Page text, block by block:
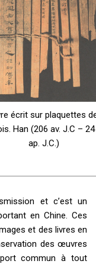
écrit sur plaquettes
Han (206 av. J.C – 24
ap. J.C.)
et c’est un
en Chine. Ces
et des livres en
des œuvres
commun à tout